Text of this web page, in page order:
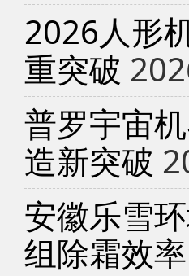
2026人形
重突破
普罗宇宙
造新突破
安徽乐雪
组除霜效率